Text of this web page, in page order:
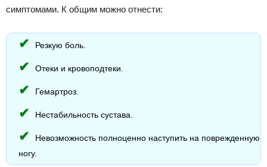
симптомами. К общим можно отнести:
Резкую боль.
Отеки и кровоподтеки.
Гемартроз.
Нестабильность сустава.
Невозможность полноценно наступить на поврежденную
ногу.